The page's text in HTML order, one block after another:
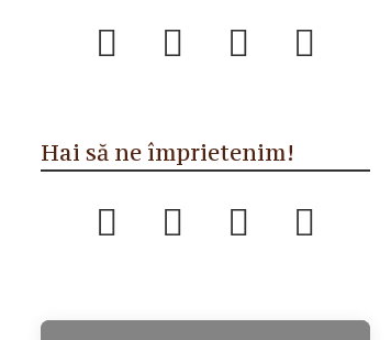
Hai să ne împrietenim!